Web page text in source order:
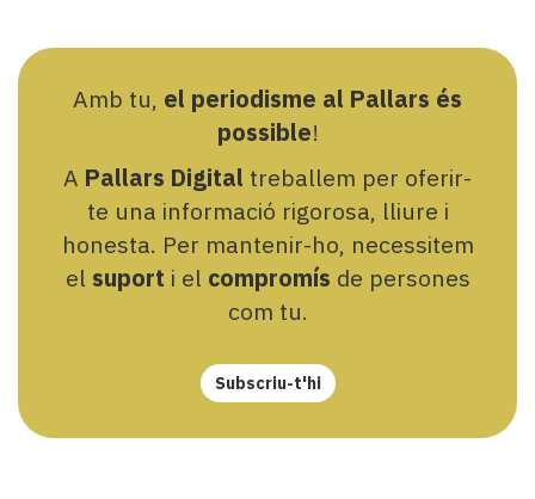
Amb tu, el periodisme al Pallars és
possible!
A Pallars Digital treballem per oferir-
te una informació rigorosa, lliure i
honesta. Per mantenir-ho, necessitem
el suport i el compromís de persones
com tu.
Subscriu-t'hi